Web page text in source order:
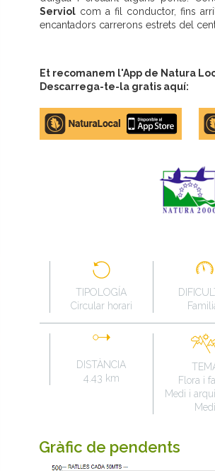
Serviolcom a fil conductor, fins
encantadors carrerons estrets del
Et recomanem l'App de Natura
Descarrega-te-la gratis aquí:
Apple
store
TIPOLOGÍA
Circular horari
DISTÀNCIA
4.43 km
Flora i
Medi i
Medi
Gràfic de pendents